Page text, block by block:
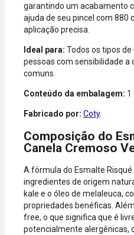
garantindo um acabamento
ajuda de seu pincel com 880
aplicação precisa.
Ideal para: Todos os tipos
pessoas com sensibilidade
comuns.
Conteúdo da embalagem: 1
Fabricado por: Coty.
Composição do
Canela Cremoso
A fórmula do Esmalte
ingredientes de origem
kale e o óleo de melaleuca,
propriedades benéficas.
free, o que significa que é
potencialmente alergênicas,